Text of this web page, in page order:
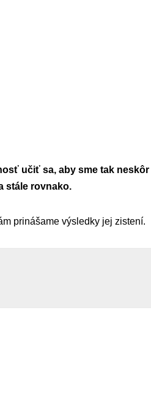
učiť sa, aby sme tak
stále rovnako.
prinášame výsledky jej zistení.